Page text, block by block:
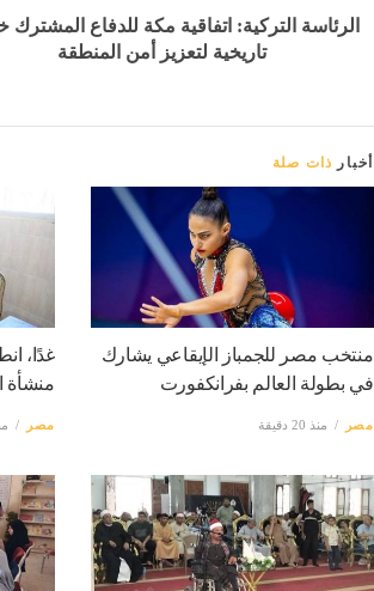
الرئاسة التركية: اتفاقية مكة للدفاع
تاريخية لتعزيز أمن المنطقة
أخبار ذات صلة
منتخب مصر للجمباز الإيقاعي يشارك
في بطولة العالم بفرانكفورت
مصر منذ 20 دقيقة
غدًا،
منشأة
مصر منذ